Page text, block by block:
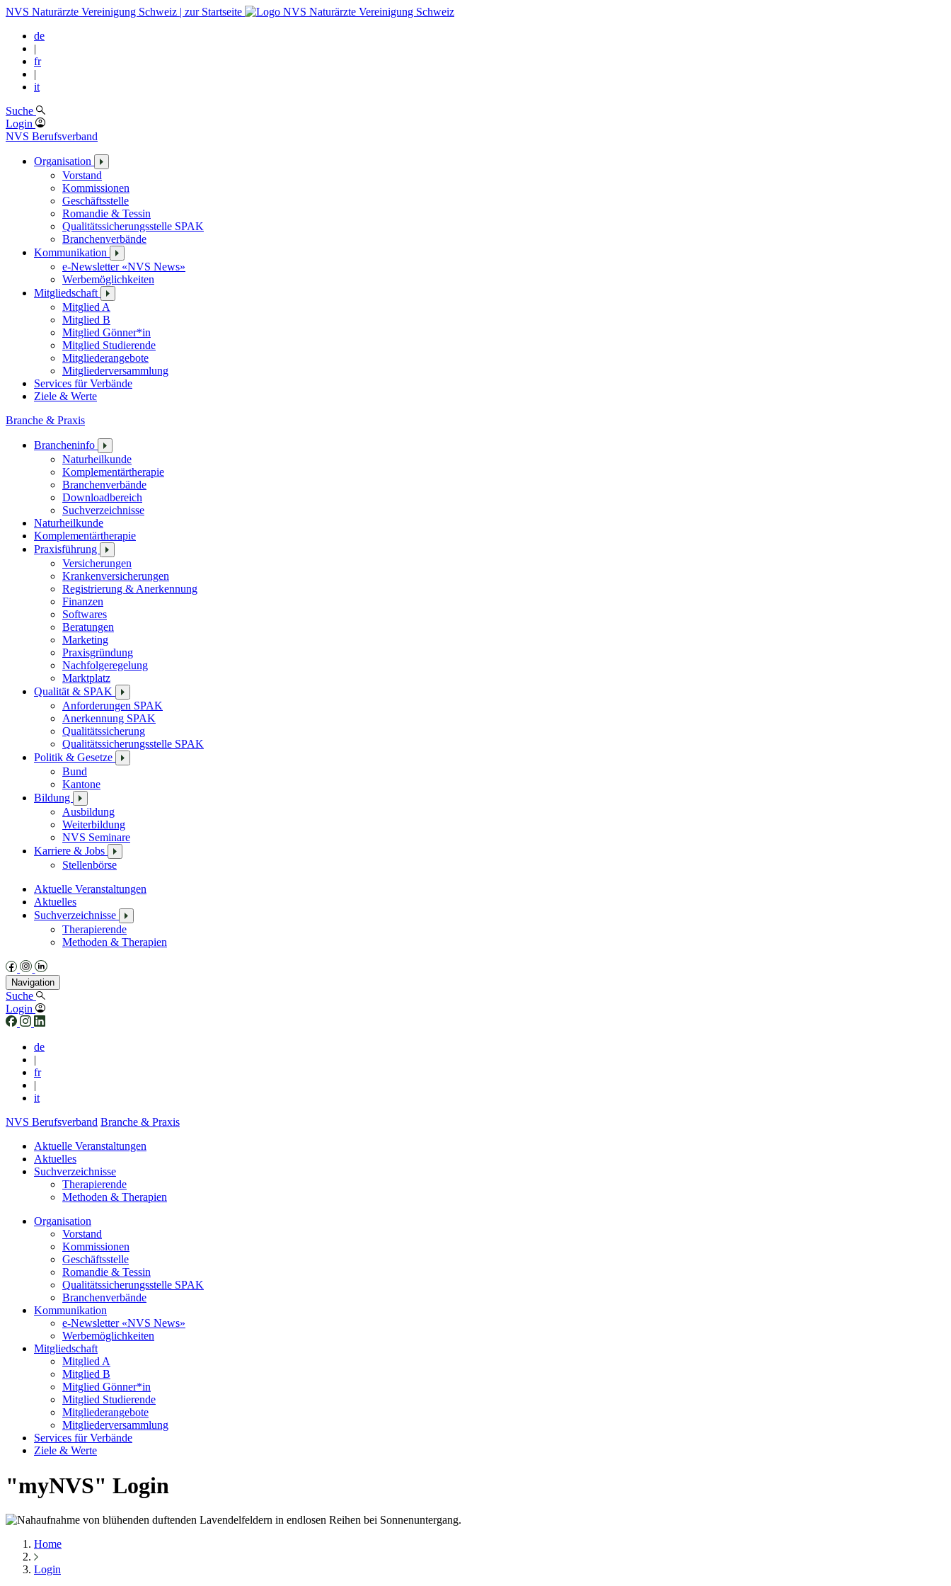
NVS Naturärzte Vereinigung Schweiz | zur Startseite
de
|
fr
|
it
Suche
Login
NVS Berufsverband
Organisation
Vorstand
Kommissionen
Geschäftsstelle
Romandie & Tessin
Qualitätssicherungsstelle SPAK
Branchenverbände
Kommunikation
e-Newsletter «NVS News»
Werbemöglichkeiten
Mitgliedschaft
Mitglied A
Mitglied B
Mitglied Gönner*in
Mitglied Studierende
Mitgliederangebote
Mitgliederversammlung
Services für Verbände
Ziele & Werte
Branche & Praxis
Brancheninfo
Naturheilkunde
Komplementärtherapie
Branchenverbände
Downloadbereich
Suchverzeichnisse
Naturheilkunde
Komplementärtherapie
Praxisführung
Versicherungen
Krankenversicherungen
Registrierung & Anerkennung
Finanzen
Softwares
Beratungen
Marketing
Praxisgründung
Nachfolgeregelung
Marktplatz
Qualität & SPAK
Anforderungen SPAK
Anerkennung SPAK
Qualitätssicherung
Qualitätssicherungsstelle SPAK
Politik & Gesetze
Bund
Kantone
Bildung
Ausbildung
Weiterbildung
NVS Seminare
Karriere & Jobs
Stellenbörse
Aktuelle Veranstaltungen
Aktuelles
Suchverzeichnisse
Therapierende
Methoden & Therapien
Navigation
Suche
Login
de
|
fr
|
it
NVS Berufsverband Branche & Praxis
Aktuelle Veranstaltungen
Aktuelles
Suchverzeichnisse
Therapierende
Methoden & Therapien
Organisation
Vorstand
Kommissionen
Geschäftsstelle
Romandie & Tessin
Qualitätssicherungsstelle SPAK
Branchenverbände
Kommunikation
e-Newsletter «NVS News»
Werbemöglichkeiten
Mitgliedschaft
Mitglied A
Mitglied B
Mitglied Gönner*in
Mitglied Studierende
Mitgliederangebote
Mitgliederversammlung
Services für Verbände
Ziele & Werte
"myNVS" Login
Home
Login